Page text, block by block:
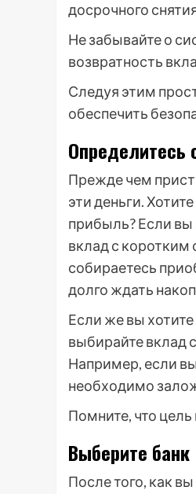
досрочного
Не забывайте о
возвратность
Следуя этим
обеспечить
Определитесь
Прежде чем
эти деньги.
прибыль? Если вы
вклад с
собираетесь
долго ждать
Если же вы
выбирайте вклад
Например, если
необходимо
Помните, что
Выберите банк
После того, как